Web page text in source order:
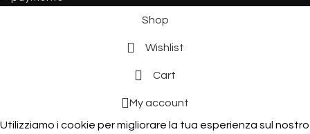
Shop
Wishlist
Cart
My account
Utilizziamo i cookie per migliorare la tua esperienza sul nostro